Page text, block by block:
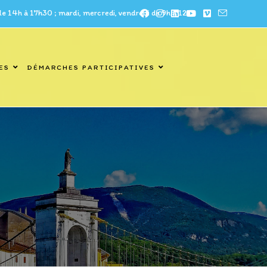
; mardi, mercredi, vendredi de 9h à 12h
DÉMARCHES PARTICIPATIVES